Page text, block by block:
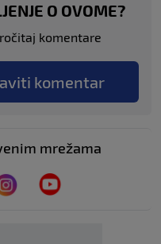
O OVOME?
komentare
komentar
mrežama